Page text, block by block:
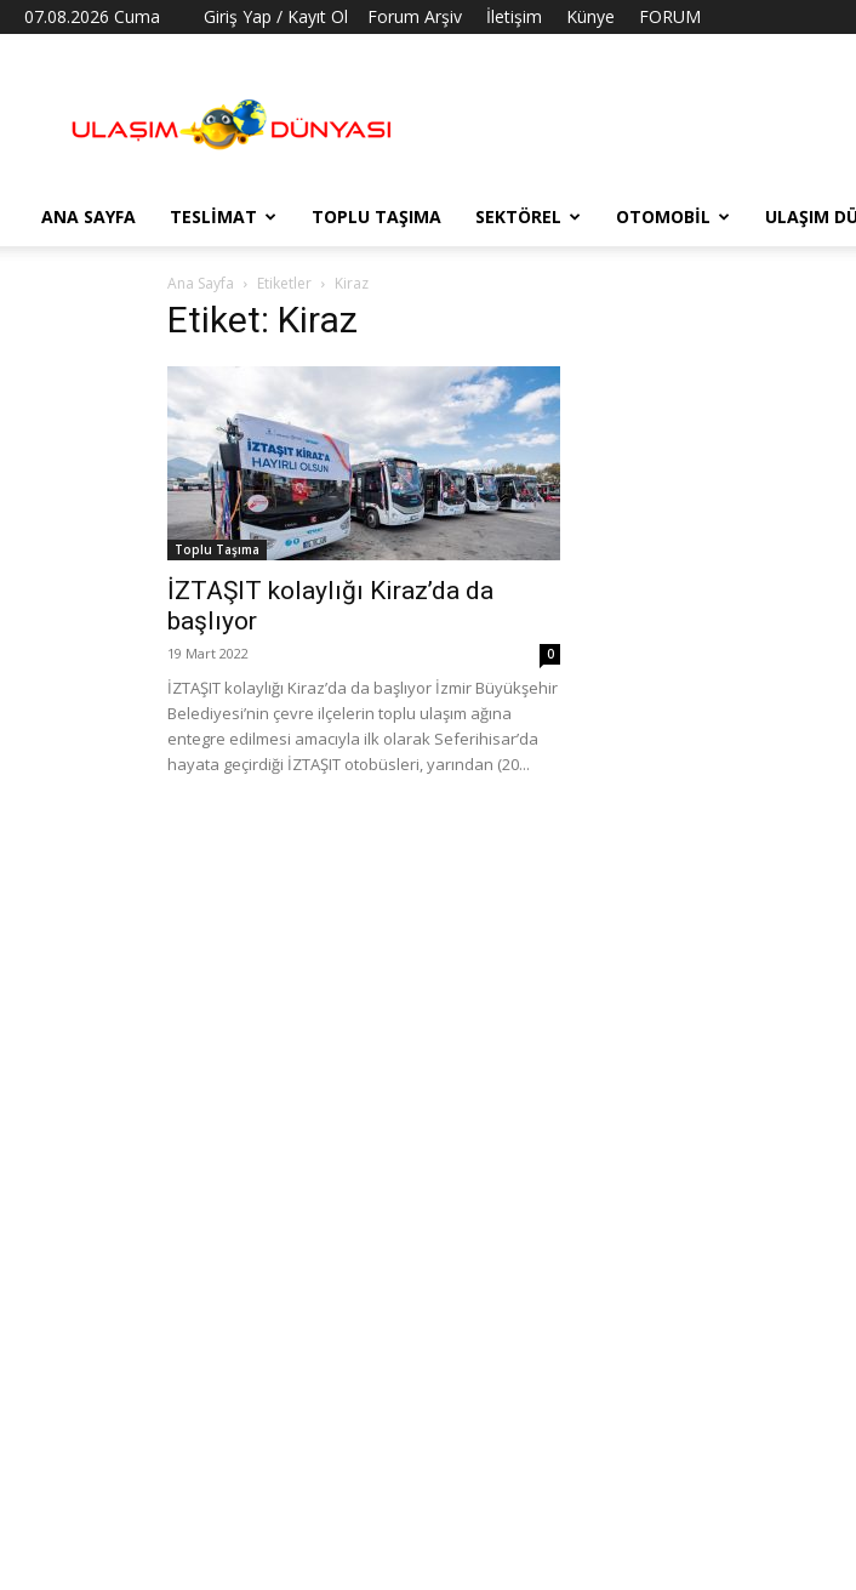
07.08.2026 Cuma Giriş Yap / Kayıt Ol Forum Arşiv İletişim Künye FORUM
Dünyası
ANA SAYFA TESLIMAT TOPLU TAŞIMA SEKTÖREL OTOMOBIL ULAŞIM
Ana Sayfa Etiketler Kiraz
Etiket: Kiraz
Toplu Taşıma
İZTAŞIT kolaylığı Kiraz’da da
başlıyor
19 Mart 2022 0
İZTAŞIT kolaylığı Kiraz’da da başlıyor İzmir Büyükşehir
Belediyesi’nin çevre ilçelerin toplu ulaşım ağına
entegre edilmesi amacıyla ilk olarak Seferihisar’da
hayata geçirdiği İZTAŞIT otobüsleri, yarından (20...